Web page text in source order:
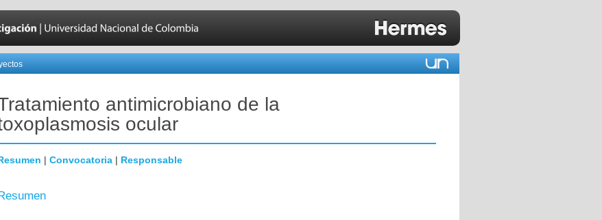
antimicrobiano de la
ocular
| Convocatoria | Responsable